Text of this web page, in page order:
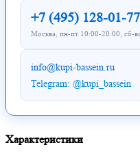
+7 (495) 128-01-77
Москва, пн-пт 10:00-20:00, сб-
info@kupi-bassein.ru
Telegram: @kupi_bassein
Характеристики